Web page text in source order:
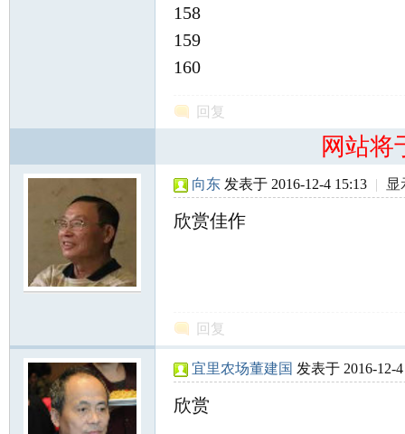
158
159
160
回复
网站将
向东 发表于 2016-12-4 15:13 | 显
欣赏佳作
回复
宜里农场董建国 发表于 2016-12-
欣赏